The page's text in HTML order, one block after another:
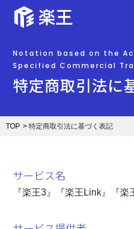
Notation based on the
Specified Commercial
特定商取引法に
TOP 特定商取引法に基づく表記
サービス名
『楽王3』『楽王Link』『